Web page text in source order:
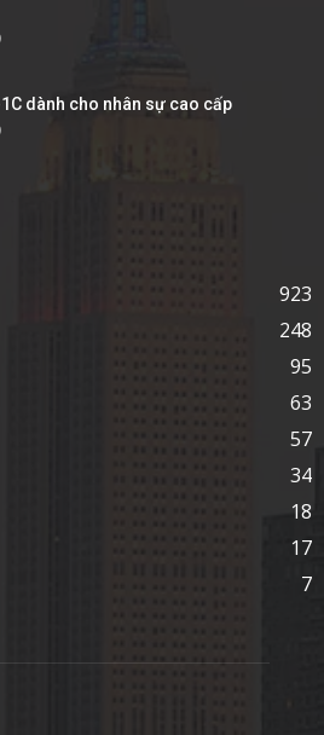
dành cho nhân sự cao cấp
923
248
95
63
57
34
18
17
7